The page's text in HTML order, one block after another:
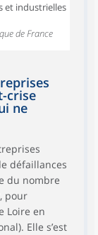
et industrielles
de France
crise
ne
défaillances
du nombre
pour
Loire en
Elle s’est